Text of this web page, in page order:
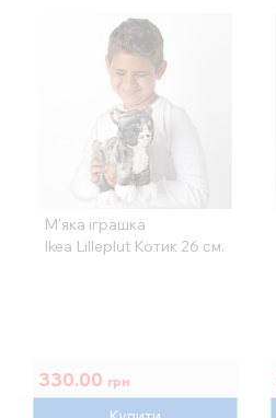
М'яка іграшка
Ikea Lilleplut Котик 26 см.
330.00 грн